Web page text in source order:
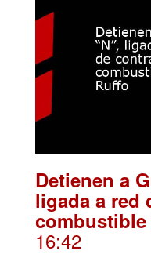
Detienen a
ligada a red
combustible
16:42